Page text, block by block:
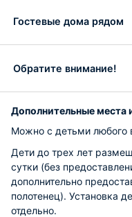
Гостевые дома рядом
Обратите внимание!
Дополнительные места
Можно с детьми любого
Дети до трех лет
сутки (без
дополнительно
полотенец). Установка
отдельно.